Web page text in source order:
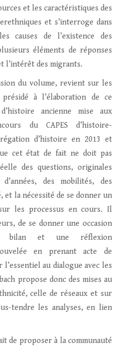
et les caractéristiques des
et s’interroge dans
causes de l’existence des
éléments de réponses
l’intérêt des migrants.
du volume, revient sur les
à l’élaboration de ce
ancienne mise aux
du CAPES d’histoire-
d’histoire en 2013 et
cet état de fait ne doit pas
des questions, originales
des mobilités, des
et la nécessité de se donner un
les processus en cours. Il
de se donner une occasion
bilan et une réflexion
en prenant acte de
au dialogue avec les
propose donc des mises au
celle de réseaux et sur
tendre les analyses, en lien
de proposer à la communauté